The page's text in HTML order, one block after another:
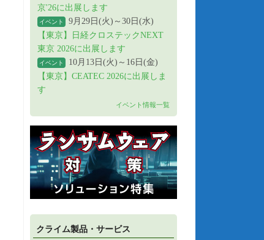
京'26に出展します
イベント
9月29日(火)～30日(水)
【東京】日経クロステックNEXT
東京 2026に出展します
イベント
10月13日(火)～16日(金)
【東京】CEATEC 2026に出展しま
す
イベント情報一覧
クライム製品・サービス